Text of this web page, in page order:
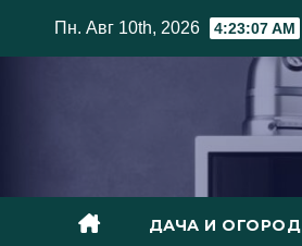
Пн. Авг 10th, 2026 4:23:09 AM
ДАЧА И ОГОРОД